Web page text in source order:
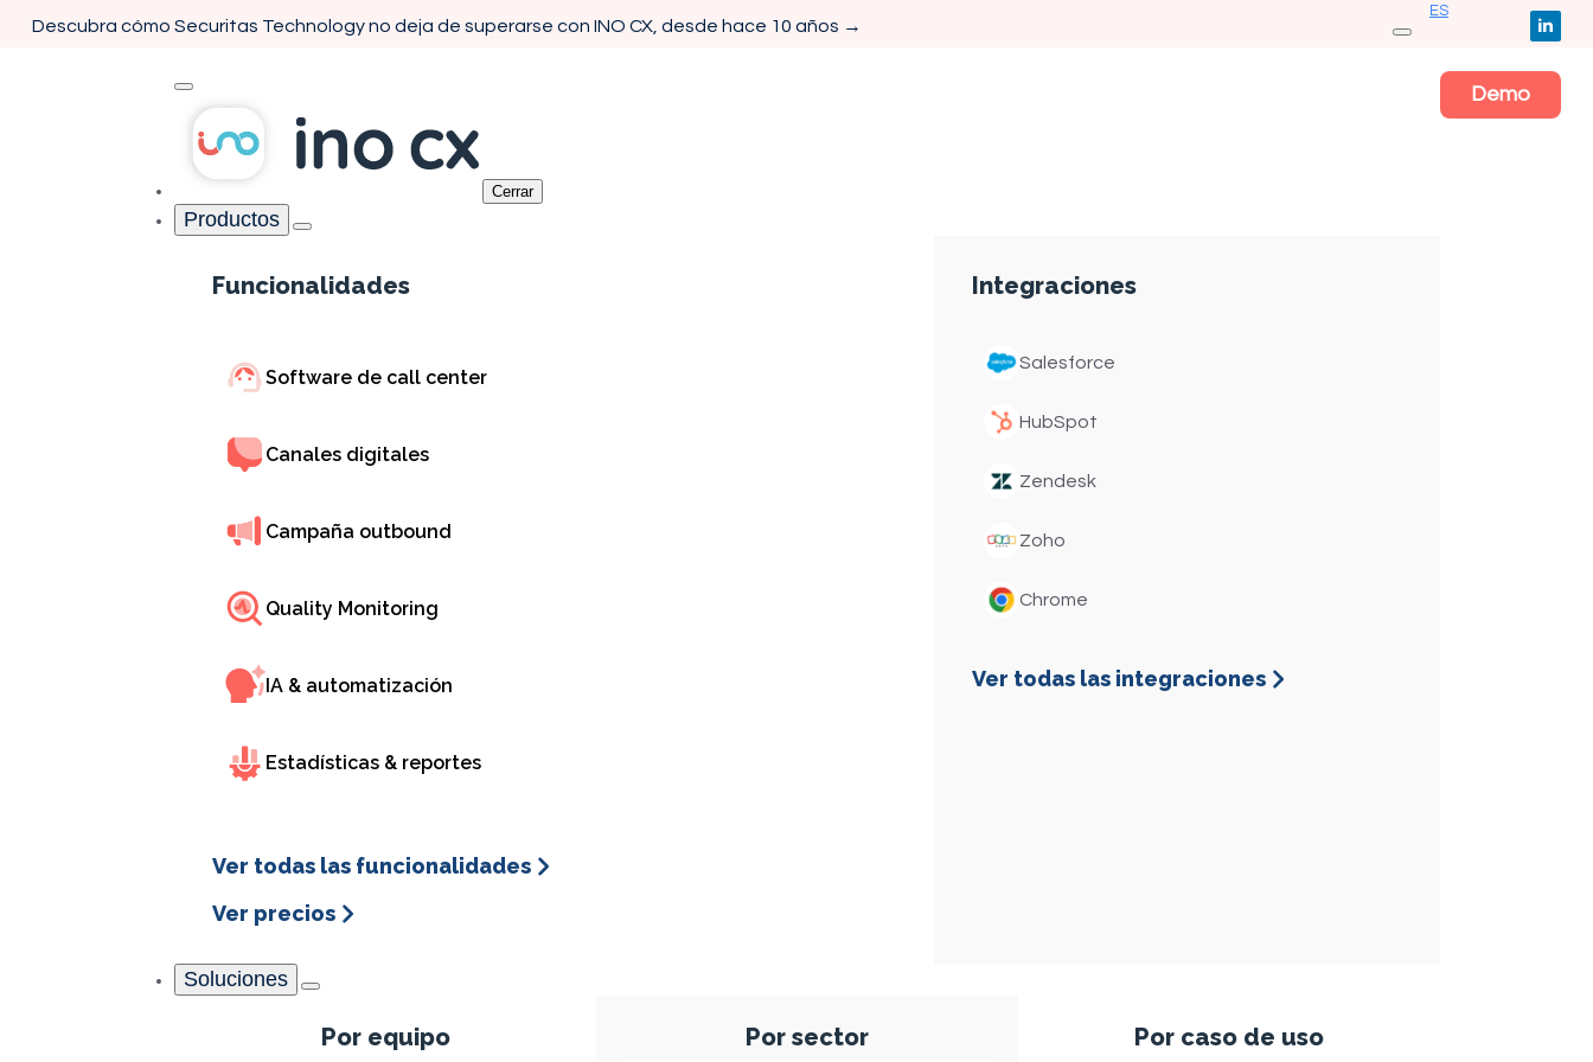
Descubra cómo Securitas Technology no deja de superarse con INO CX, desde hace 10 años →
ES
Cerrar
Productos
Funcionalidades
Software de call center
Canales digitales
Campaña outbound
Quality Monitoring
IA & automatización
Estadísticas & reportes
Ver todas las funcionalidades
Ver precios
Integraciones
Salesforce
HubSpot
Zendesk
Zoho
Chrome
Ver todas las integraciones
Soluciones
Por equipo Por sector Por caso de uso
Demo
Casos de clientes Concentrix
Tecnología y excelencia
Concentrix x INO CX
pedidos cerrados por teléfono tiempos de espera y transferencias internas
Aprovechamos su expertise local, es ahí donde juntos tenemos la orquestación